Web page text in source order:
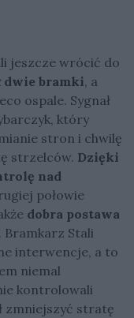
jeszcze wrócić do
dwie bramki, a
ospale. Sygnał
który
stron i chwilę
strzelców. Dzięki
nad
połowie
dobra postawa
Bramkarz Stali
interwencje, a to
niemal
kontrolowali
zmniejszyć stratę